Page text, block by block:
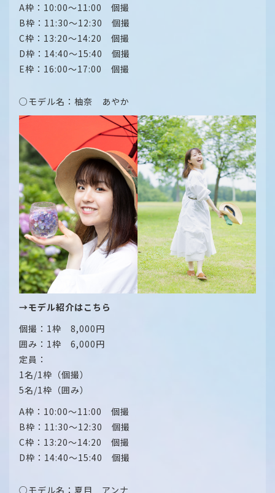
A枠：10:00～11:00 個撮
B枠：11:30～12:30 個撮
C枠：13:20～14:20 個撮
D枠：14:40～15:40 個撮
E枠：16:00～17:00 個撮
○モデル名：柚奈 あやか
→モデル紹介はこちら
個撮：1枠 8,000円
囲み：1枠 6,000円
定員：
1名/1枠（個撮）
5名/1枠（囲み）
A枠：10:00～11:00 個撮
B枠：11:30～12:30 個撮
C枠：13:20～14:20 個撮
D枠：14:40～15:40 個撮
○モデル名：夏目 アンナ